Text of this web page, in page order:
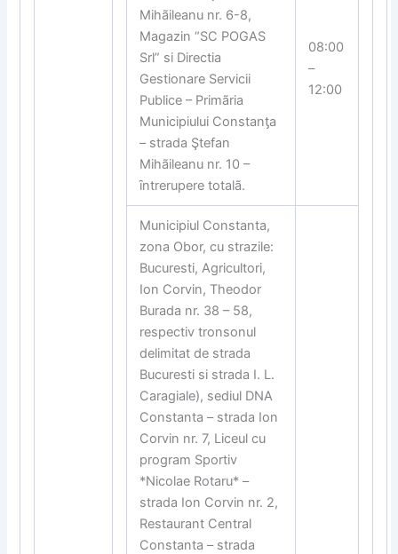
Mihãileanu nr. 6-8,
Magazin “SC POGAS
Srl” si Directia
Gestionare Servicii
Publice – Primãria
Municipiului Constanƫa
– strada Ştefan
Mihãileanu nr. 10 –
ȋntrerupere totalã.
08:00
–
12:00
Municipiul Constanta,
zona Obor, cu strazile:
Bucuresti, Agricultori,
Ion Corvin, Theodor
Burada nr. 38 – 58,
respectiv tronsonul
delimitat de strada
Bucuresti si strada I. L.
Caragiale), sediul DNA
Constanta – strada Ion
Corvin nr. 7, Liceul cu
program Sportiv
*Nicolae Rotaru* –
strada Ion Corvin nr. 2,
Restaurant Central
Constanta – strada